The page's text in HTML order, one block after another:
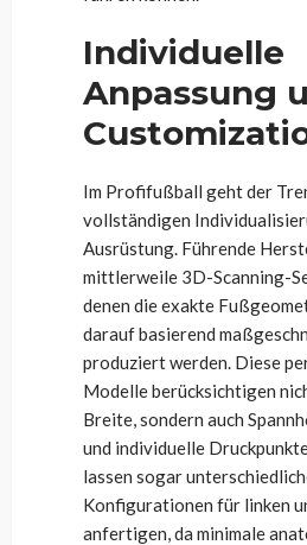
Individuelle
Anpassung
Im Profifußball geht der
vollständigen
Ausrüstung. Führende
mittlerweile 3D-Scanning-
denen die exakte
darauf basierend
produziert werden. Diese
Modelle berücksichtigen
Breite, sondern auch
und individuelle
lassen sogar
Konfigurationen für linken
anfertigen, da minimale